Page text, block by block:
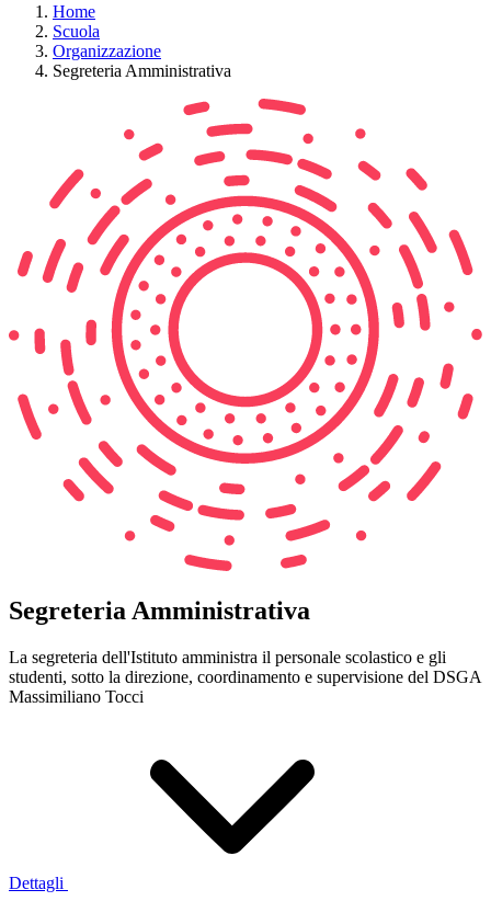
Home
Scuola
Organizzazione
Segreteria Amministrativa
Segreteria Amministrativa
La segreteria dell'Istituto amministra il personale scolastico e gli
studenti, sotto la direzione, coordinamento e supervisione del DSGA
Massimiliano Tocci
Dettagli